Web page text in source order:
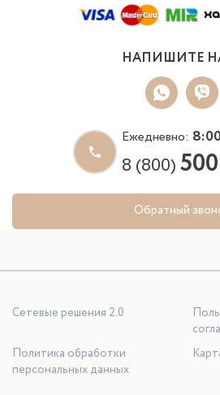
НАПИШИТЕ
Ежедневно:
8 (800)
Обратный
Сетевые решения 2.0
Политика обработки
персональных данных